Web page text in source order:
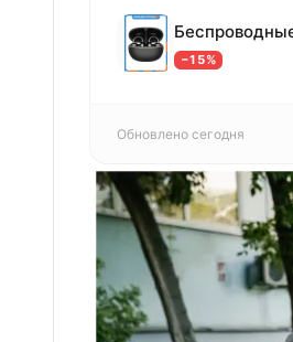
−15%
Обновлено сегодня